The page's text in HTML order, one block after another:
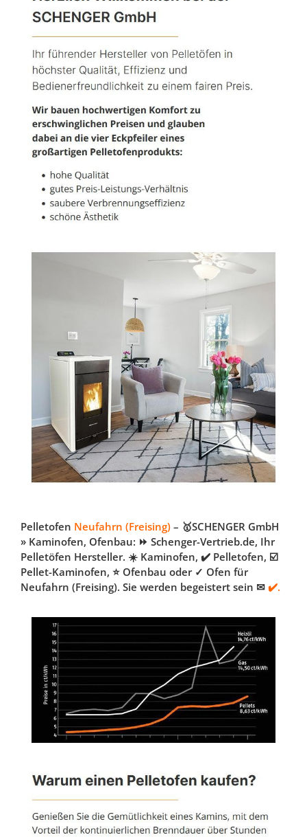
Pelletofen Neufahrn (Freising) – 🥇SCHENGER GmbH
» Kaminofen, Ofenbau: ⏩ Schenger-Vertrieb.de, Ihr
Pelletöfen Hersteller. ☀️ Kaminofen, ✔️ Pelletofen, ☑️
Pellet-Kaminofen, ⭐ Ofenbau oder ✓ Ofen für
Neufahrn (Freising). Sie werden begeistert sein ✉ ✔️.